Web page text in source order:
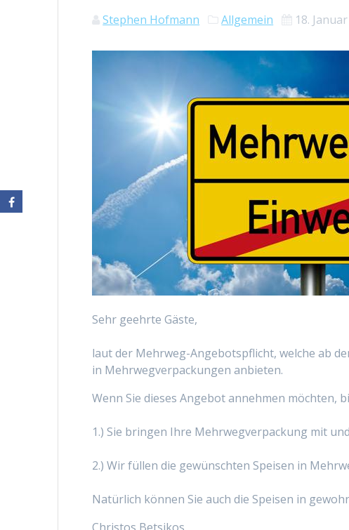
Stephen Hofmann Allgemein 18.
Sehr geehrte Gäste,
laut der Mehrweg-Angebotspflicht, welche ab
in Mehrwegverpackungen anbieten.
Wenn Sie dieses Angebot annehmen möchten,
1.) Sie bringen Ihre Mehrwegverpackung mit
2.) Wir füllen die gewünschten Speisen in
Natürlich können Sie auch die Speisen in